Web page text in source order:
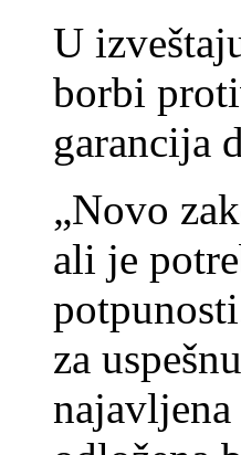
U
borbi
garancija
„Novo
ali je
za